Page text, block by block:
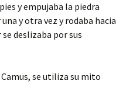
y empujaba la piedra
y otra vez y rodaba hacia
deslizaba por sus
se utiliza su mito